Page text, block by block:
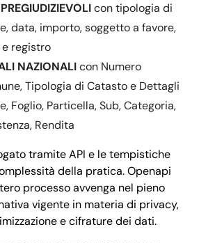
con tipologia di
data, importo, soggetto a favore,
registro
NAZIONALIcon Numero
Tipologia di Catasto e Dettagli
Foglio, Particella, Sub, Categoria,
Rendita
tramite API e le tempistiche
della pratica. Openapi
processo avvenga nel pieno
vigente in materia di privacy,
e cifrature dei dati.